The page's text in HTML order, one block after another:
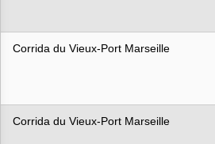
Corrida du Vieux-Port Marseille
Corrida du Vieux-Port Marseille